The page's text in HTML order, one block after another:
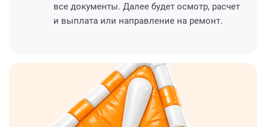
все документы. Далее будет осмотр, расчет
и выплата или направление на ремонт.